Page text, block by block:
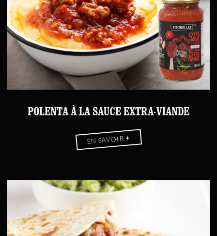
POLENTA À LA SAUCE EXTRA-VIANDE
EN SAVOIR+